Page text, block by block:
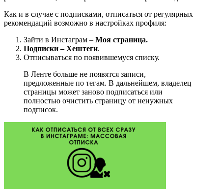
Как и в случае с подписками, отписаться от регулярных
рекомендаций возможно в настройках профиля:
Зайти в Инстаграм – Моя страница.
Подписки – Хештеги.
Отписываться по появившемуся списку.
В Ленте больше не появятся записи,
предложенные по тегам. В дальнейшем, владелец
страницы может заново подписаться или
полностью очистить страницу от ненужных
подписок.